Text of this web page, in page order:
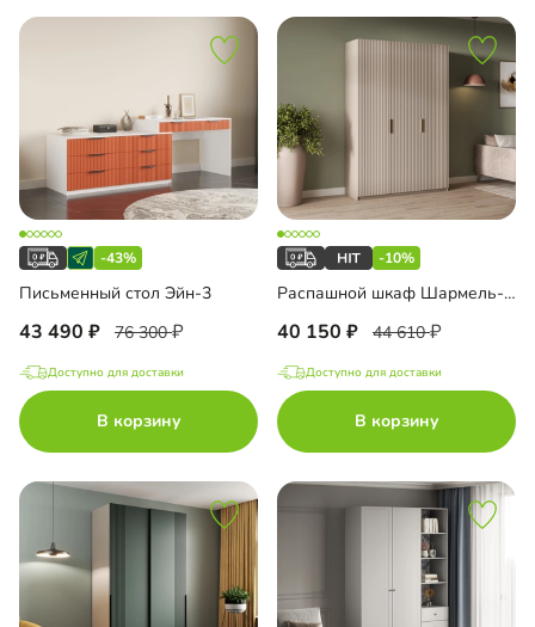
-43%
Письменный стол Эйн-3
43 490 76 300
Доступно для доставки
В корзину
-10%
Распашной шкаф Шармель-3 Лайф
40 150 44 610
Доступно для доставки
В корзину